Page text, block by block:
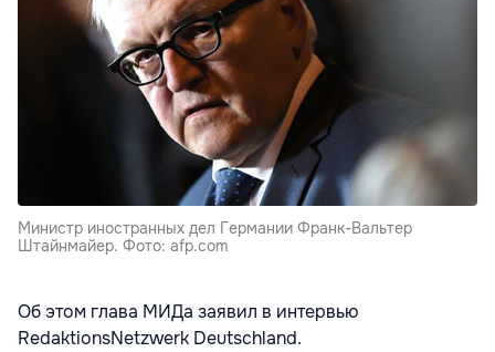
Министр иностранных дел Германии Франк-Вальтер
Штайнмайер. Фото: afp.com
Об этом глава МИДа заявил в интервью
RedaktionsNetzwerk Deutschland.